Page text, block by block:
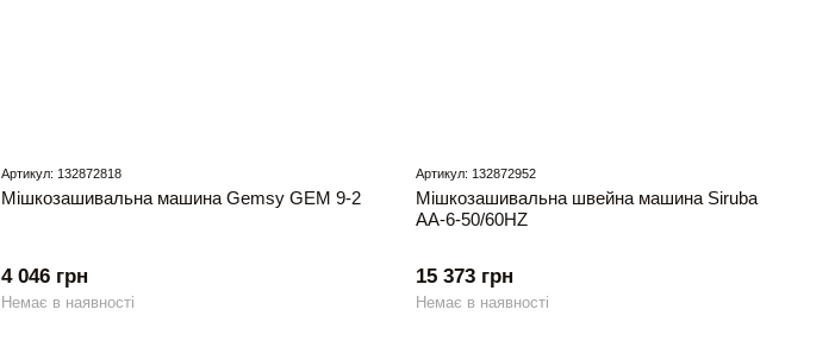
Артикул: 132872818
Мішкозашивальна машина Gemsy GEM 9-2
4 046 грн
Немає в наявності
Артикул: 132872952
Мішкозашивальна швейна машина Siruba
AA-6-50/60HZ
15 373 грн
Немає в наявності